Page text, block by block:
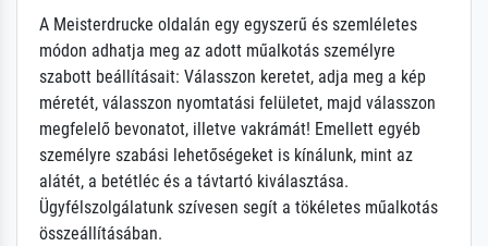
A Meisterdrucke oldalán egy egyszerű és szemléletes
módon adhatja meg az adott műalkotás személyre
szabott beállításait: Válasszon keretet, adja meg a kép
méretét, válasszon nyomtatási felületet, majd válasszon
megfelelő bevonatot, illetve vakrámát! Emellett egyéb
személyre szabási lehetőségeket is kínálunk, mint az
alátét, a betétléc és a távtartó kiválasztása.
Ügyfélszolgálatunk szívesen segít a tökéletes műalkotás
összeállításában.